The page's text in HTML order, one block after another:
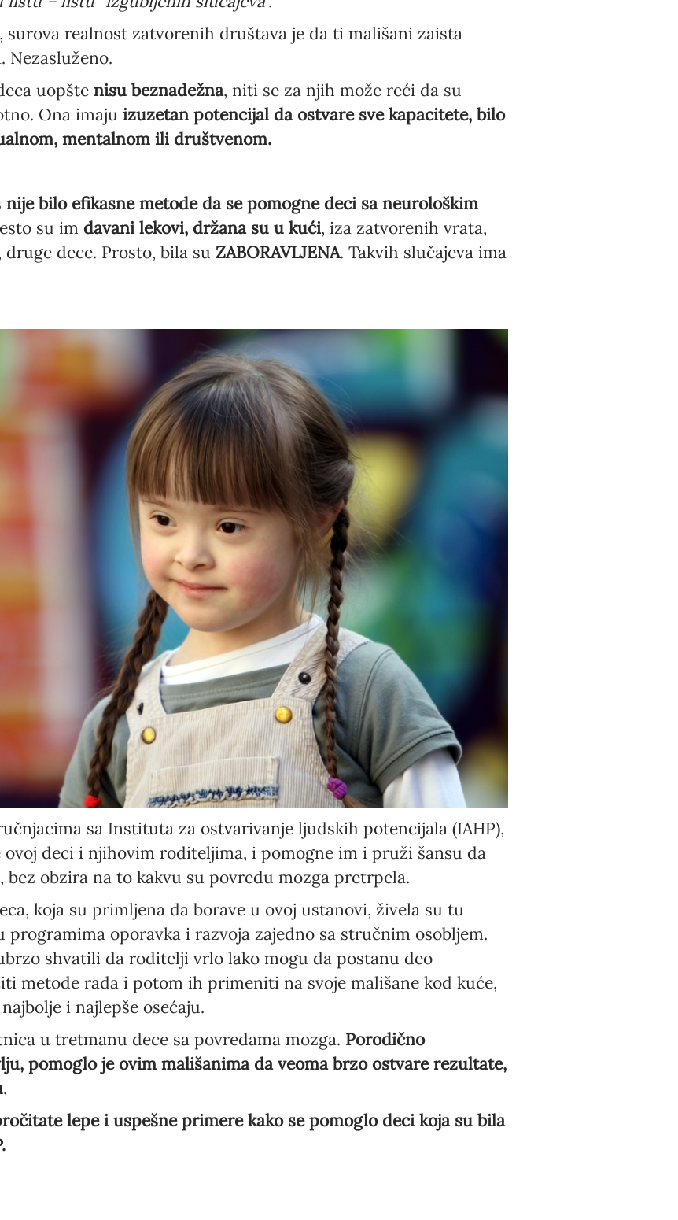
surova realnost zatvorenih društava je da ti mališani zaista
Nezasluženo.
uopšte nisu beznadežna, niti se za njih može reći da su
Ona imaju izuzetan potencijal da ostvare sve kapacitete, bilo
mentalnom ili društvenom.
nije bilo efikasne metode da se pomogne deci sa neurološkim
su im davani lekovi, držana su u kući, iza zatvorenih vrata,
dece. Prosto, bila su ZABORAVLJENA. Takvih slučajeva ima
sa Instituta za ostvarivanje ljudskih potencijala (IAHP),
deci i njihovim roditeljima, i pomogne im i pruži šansu da
obzira na to kakvu su povredu mozga pretrpela.
koja su primljena da borave u ovoj ustanovi, živela su tu
programima oporavka i razvoja zajedno sa stručnim osobljem.
shvatili da roditelji vrlo lako mogu da postanu deo
metode rada i potom ih primeniti na svoje mališane kod kuće,
i najlepše osećaju.
u tretmanu dece sa povredama mozga. Porodično
pomoglo je ovim mališanima da veoma brzo ostvare rezultate,
.
lepe i uspešne primere kako se pomoglo deci koja su bila
preferences
Enter your email address
Enter your first name
Birthday
MM / DD
Language preference
Serbian
English
Interests
The Early Years Blog
Program updates